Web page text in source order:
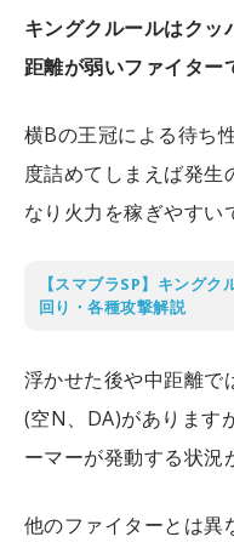
キングクルールはクッ
距離が弱いファイター
横Bの王冠による待ち
度詰めてしまえば発生
なり火力を稼ぎやすい
【スマブラSP】キング
回り・各種攻撃解説
浮かせた後や中距離で
(空N、DA)があります
ーマーが発動する状況
他のファイターとは異